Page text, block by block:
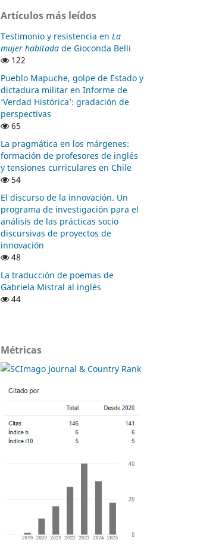
Artículos más leídos
Testimonio y resistencia en La
mujer habitada de Gioconda Belli
122
Pueblo Mapuche, golpe de Estado y
dictadura militar en Informe de
‘Verdad Histórica’: gradación de
perspectivas
65
La pragmática en los márgenes:
formación de profesores de inglés
y tensiones curriculares en Chile
54
El discurso de la innovación. Un
programa de investigación para el
análisis de las prácticas socio
discursivas de proyectos de
innovación
48
La traducción de poemas de
Gabriela Mistral al inglés
44
Métricas